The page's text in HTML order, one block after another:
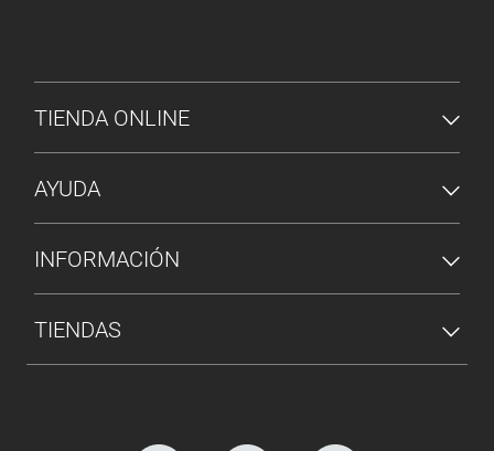
MENÚ DE PIE DE PÁGINA
TIENDA ONLINE
AYUDA
INFORMACIÓN
TIENDAS